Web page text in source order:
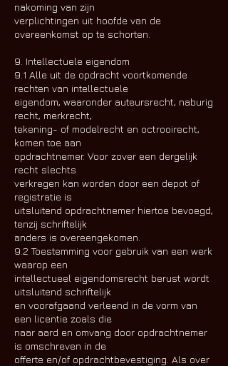
nakoming van zijn
verplichtingen uit hoofde van de
overeenkomst op te schorten.
9. Intellectuele eigendom
9.1 Alle uit de opdracht voortkomende
rechten van intellectuele
eigendom, waaronder auteursrecht, naburig
recht, merkrecht,
tekening- of modelrecht en octrooirecht,
komen toe aan
opdrachtnemer. Voor zover een dergelijk
recht slechts
verkregen kan worden door een depot of
registratie is
uitsluitend opdrachtnemer hiertoe bevoegd,
tenzij schriftelijk
anders is overeengekomen.
9.2 Toestemming voor gebruik van een werk
waarop een
intellectueel eigendomsrecht berust wordt
uitsluitend schriftelijk
en voorafgaand verleend in de vorm van
een licentie zoals die
naar aard en omvang door opdrachtnemer
is omschreven in de
offerte en/of opdrachtbevestiging. Als over